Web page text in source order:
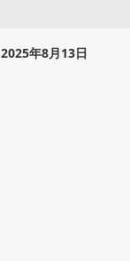
2025年8月13日